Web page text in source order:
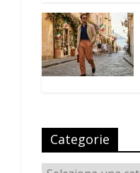
Categorie
Categorie